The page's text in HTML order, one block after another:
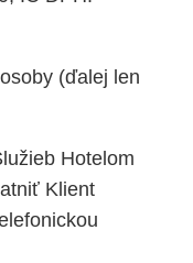
(ďalej len
Hotelom
Klient